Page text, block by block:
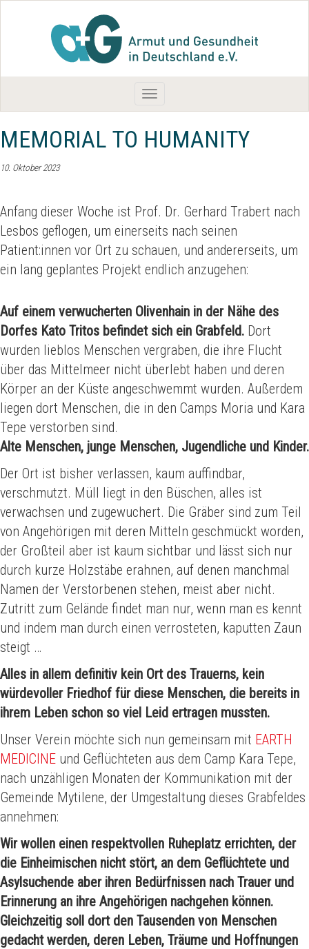
Toggle
navigation
MEMORIAL TO HUMANITY
10. Oktober 2023
Anfang dieser Woche ist Prof. Dr. Gerhard Trabert nach
Lesbos geflogen, um einerseits nach seinen
Patient:innen vor Ort zu schauen, und andererseits, um
ein lang geplantes Projekt endlich anzugehen:
Auf einem verwucherten Olivenhain in der Nähe des
Dorfes Kato Tritos befindet sich ein Grabfeld. Dort
wurden lieblos Menschen vergraben, die ihre Flucht
über das Mittelmeer nicht überlebt haben und deren
Körper an der Küste angeschwemmt wurden. Außerdem
liegen dort Menschen, die in den Camps Moria und Kara
Tepe verstorben sind.
Alte Menschen, junge Menschen, Jugendliche und Kinder.
Der Ort ist bisher verlassen, kaum auffindbar,
verschmutzt. Müll liegt in den Büschen, alles ist
verwachsen und zugewuchert. Die Gräber sind zum Teil
von Angehörigen mit deren Mitteln geschmückt worden,
der Großteil aber ist kaum sichtbar und lässt sich nur
durch kurze Holzstäbe erahnen, auf denen manchmal
Namen der Verstorbenen stehen, meist aber nicht.
Zutritt zum Gelände findet man nur, wenn man es kennt
und indem man durch einen verrosteten, kaputten Zaun
steigt …
Alles in allem definitiv kein Ort des Trauerns, kein
würdevoller Friedhof für diese Menschen, die bereits in
ihrem Leben schon so viel Leid ertragen mussten.
Unser Verein möchte sich nun gemeinsam mit EARTH
MEDICINE und Geflüchteten aus dem Camp Kara Tepe,
nach unzähligen Monaten der Kommunikation mit der
Gemeinde Mytilene, der Umgestaltung dieses Grabfeldes
annehmen:
Wir wollen einen respektvollen Ruheplatz errichten, der
die Einheimischen nicht stört, an dem Geflüchtete und
Asylsuchende aber ihren Bedürfnissen nach Trauer und
Erinnerung an ihre Angehörigen nachgehen können.
Gleichzeitig soll dort den Tausenden von Menschen
gedacht werden, deren Leben, Träume und Hoffnungen